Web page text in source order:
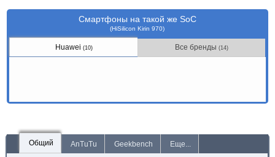
Смартфоны на такой же SoC
(HiSilicon Kirin 970)
Huawei (10) Все бренды(14)
Общий AnTuTu Geekbench Еще...